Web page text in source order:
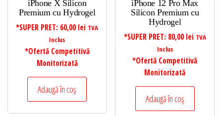
iPhone X Silicon
Premium cu Hydrogel
*SUPER PRET: 60,00 lei TVA
Inclus
*Ofertă Competitivă
Monitorizată
Adaugă în coș
iPhone 12 Pro Max
Silicon Premium cu
Hydrogel
*SUPER PRET: 80,00 lei TVA
Inclus
*Ofertă Competitivă
Monitorizată
Adaugă în coș